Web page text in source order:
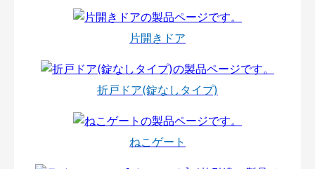
片開きドア
折戸ドア(錠なしタイプ)
ねこゲート